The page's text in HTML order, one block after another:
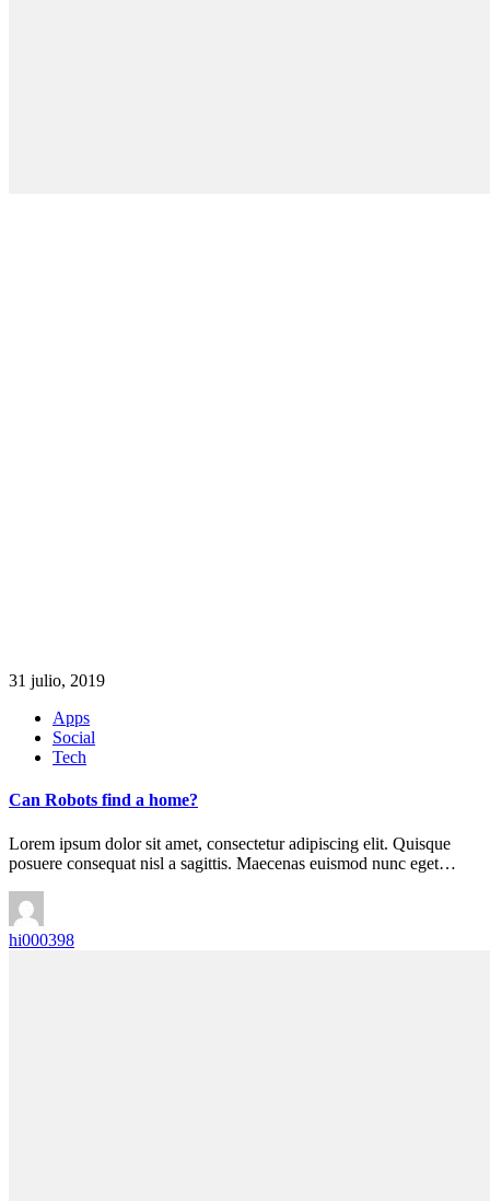
31 julio, 2019
Apps
Social
Tech
Can Robots find a home?
Lorem ipsum dolor sit amet, consectetur adipiscing elit. Quisque
posuere consequat nisl a sagittis. Maecenas euismod nunc eget…
hi000398